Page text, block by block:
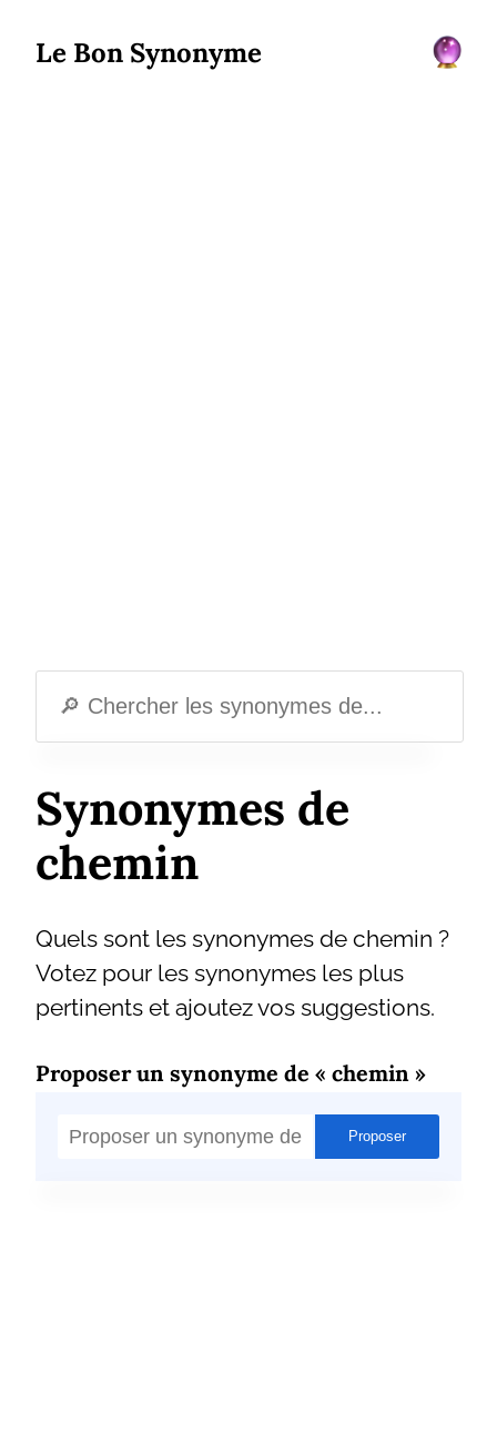
Le Bon Synonyme
Synonymes de
chemin
Quels sont les synonymes de chemin ?
Votez pour les synonymes les plus
pertinents et ajoutez vos suggestions.
Proposer un synonyme de « chemin »